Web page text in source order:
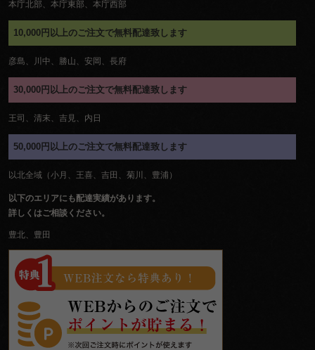
本庁北部、本庁東部、本庁西部
10,000円以上のご注文で無料配達致します
彦島、川中、勝山、安岡、長府
30,000円以上のご注文で無料配達致します
王司、清末、吉見、内日
50,000円以上のご注文で無料配達致します
以北全域（小月、王喜、吉田、菊川、豊浦）
以下のエリアにも配達実績があります。
詳しくはご相談ください。
豊北、豊田